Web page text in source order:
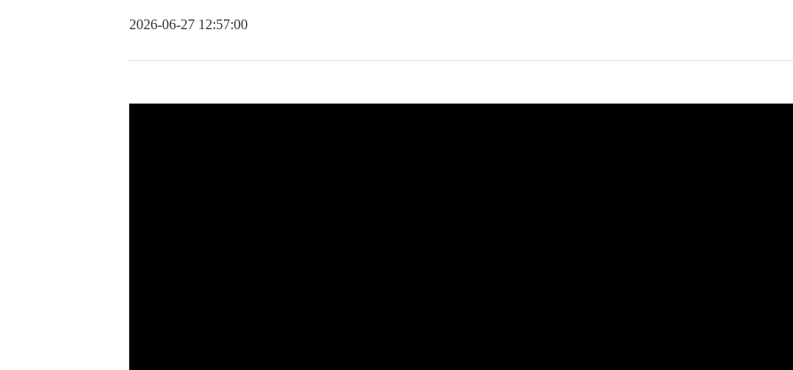
2026-06-27 12:57:00